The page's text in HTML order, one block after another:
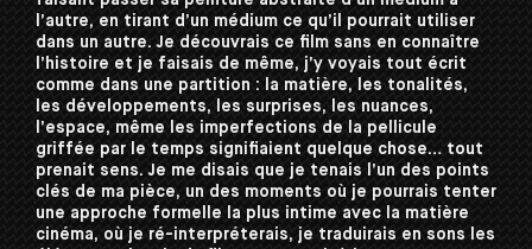
l’autre, en tirant d’un médium ce qu’il pourrait utiliser
dans un autre. Je découvrais ce film sans en connaître
l’histoire et je faisais de même, j’y voyais tout écrit
comme dans une partition : la matière, les tonalités,
les développements, les surprises, les nuances,
l’espace, même les imperfections de la pellicule
griffée par le temps signifiaient quelque chose… tout
prenait sens. Je me disais que je tenais l’un des points
clés de ma pièce, un des moments où je pourrais tenter
une approche formelle la plus intime avec la matière
cinéma, où je ré-interpréterais, je traduirais en sons les